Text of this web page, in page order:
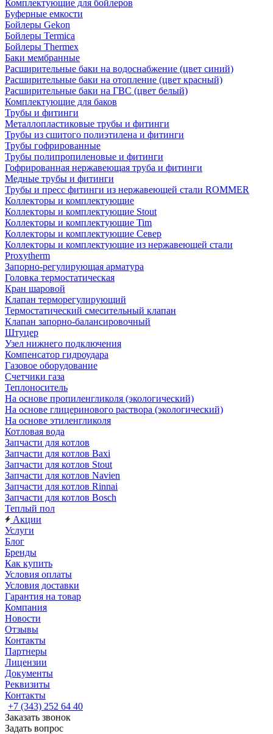
Комплектующие для бойлеров
Буферные емкости
Бойлеры Gekon
Бойлеры Termica
Бойлеры Thermex
Баки мембранные
Расширительные баки на водоснабжение (цвет синий)
Расширительные баки на отопление (цвет красный)
Расширительные баки на ГВС (цвет белый)
Комплектующие для баков
Трубы и фитинги
Металлопластиковые трубы и фитинги
Трубы из сшитого полиэтилена и фитинги
Трубы гофрированные
Трубы полипропиленовые и фитинги
Гофрированная нержавеющая труба и фитинги
Медные трубы и фитинги
Трубы и пресс фитинги из нержавеющей стали ROMMER
Коллекторы и комплектующие
Коллекторы и комплектующие Stout
Коллекторы и комплектующие Tim
Коллекторы и комплектующие Север
Коллекторы и комплектующие из нержавеющей стали
Proxytherm
Запорно-регулирующая арматура
Головка термостатическая
Кран шаровой
Клапан терморегулирующий
Термостатический смесительный клапан
Клапан запорно-балансировочный
Штуцер
Узел нижнего подключения
Компенсатор гидроудара
Газовое оборудование
Счетчики газа
Теплоноситель
На основе пропиленгликоля (экологический)
На основе глицеринового раствора (экологический)
На основе этиленгликоля
Котловая вода
Запчасти для котлов
Запчасти для котлов Baxi
Запчасти для котлов Stout
Запчасти для котлов Navien
Запчасти для котлов Rinnai
Запчасти для котлов Bosch
Теплый пол
Акции
Услуги
Блог
Бренды
Как купить
Условия оплаты
Условия доставки
Гарантия на товар
Компания
Новости
Отзывы
Контакты
Партнеры
Лицензии
Документы
Реквизиты
Контакты
+7 (343) 252 64 40
Заказать звонок
Задать вопрос